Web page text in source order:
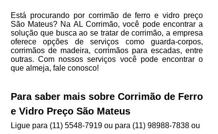
Está procurando por corrimão de ferro e vidro preço
São Mateus? Na AL Corrimão, você pode encontrar a
solução que busca ao se tratar de corrimão, a empresa
oferece opções de serviços como guarda-corpos,
corrimãos de madeira, corrimãos para escadas, entre
outras. Com nossos serviços você pode encontrar o
que almeja, fale conosco!
Para saber mais sobre Corrimão de Ferro
e Vidro Preço São Mateus
Ligue para (11) 5548-7919ou para (11) 98988-7838ou